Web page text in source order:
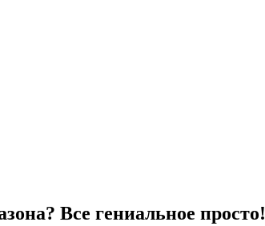
Все гениальное просто!